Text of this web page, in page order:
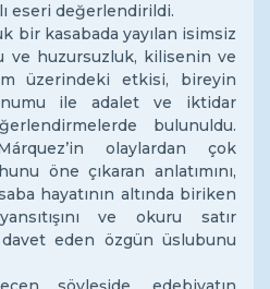
eseri değerlendirildi.
bir kasabada yayılan isimsiz
ve huzursuzluk, kilisenin ve
üzerindeki etkisi, bireyin
ile adalet ve iktidar
bulunuldu.
olaylardan çok
öne çıkaran anlatımını,
hayatının altında biriken
ve okuru satır
davet eden özgün üslubunu